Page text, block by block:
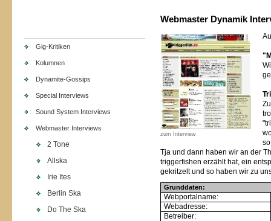
Gig-Kritiken
Kolumnen
Dynamite-Gossips
Special Interviews
Sound System Interviews
Webmaster Interviews
2 Tone
Allska
Irie Ites
Berlin Ska
Do The Ska
Webmaster Dynamik
zum Interview
Tja und dann haben wir an der
triggerfishen erzählt hat, ein
gekritzelt und so haben wir zu
Grunddaten:
Webportalname:
Webadresse:
Betreiber: